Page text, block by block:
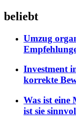
beliebt
Umzug
Investment
korrekte
Was ist eine
ist sie